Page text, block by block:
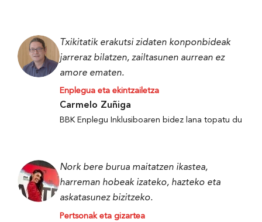
Txikitatik erakutsi zidaten konponbideak
jarreraz bilatzen, zailtasunen aurrean ez
amore ematen.
Enplegua eta ekintzailetza
Carmelo Zuñiga
BBK Enplegu Inklusiboaren bidez lana topatu du
Nork bere burua maitatzen ikastea,
harreman hobeak izateko, hazteko eta
askatasunez bizitzeko.
Pertsonak eta gizartea